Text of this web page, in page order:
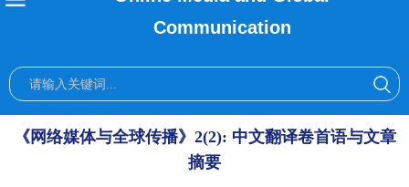
Communication
​《网络媒体与全球传播》2(2): 中文翻译卷首语与文章
摘要